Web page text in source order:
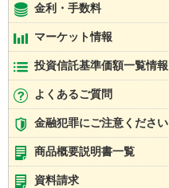
金利・手数料
マーケット情報
投資信託基準価額一覧情報
よくあるご質問
金融犯罪にご注意ください
商品概要説明書一覧
資料請求